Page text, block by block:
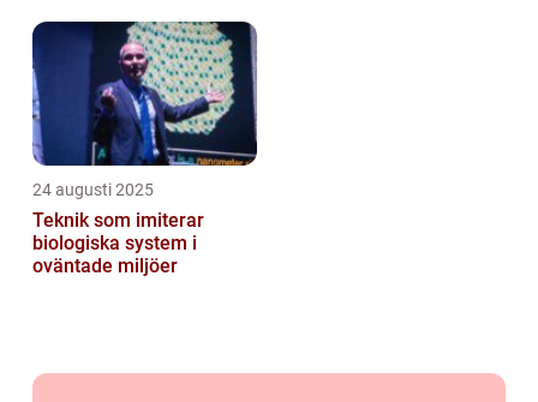
24 augusti 2025
Teknik som imiterar
biologiska system i
oväntade miljöer